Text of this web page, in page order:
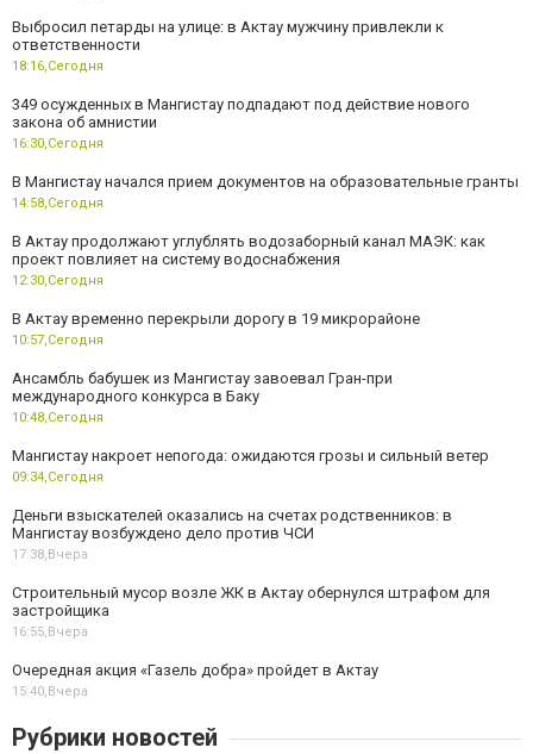
Выбросил петарды на улице: в Актау мужчину привлекли к
ответственности
18:16,Сегодня
349 осужденных в Мангистау подпадают под действие нового
закона об амнистии
16:30,Сегодня
В Мангистау начался прием документов на образовательные гранты
14:58,Сегодня
В Актау продолжают углублять водозаборный канал МАЭК: как
проект повлияет на систему водоснабжения
12:30,Сегодня
В Актау временно перекрыли дорогу в 19 микрорайоне
10:57,Сегодня
Ансамбль бабушек из Мангистау завоевал Гран-при
международного конкурса в Баку
10:48,Сегодня
Мангистау накроет непогода: ожидаются грозы и сильный ветер
09:34,Сегодня
Деньги взыскателей оказались на счетах родственников: в
Мангистау возбуждено дело против ЧСИ
17:38,Вчера
Строительный мусор возле ЖК в Актау обернулся штрафом для
застройщика
16:55,Вчера
Очередная акция «Газель добра» пройдет в Актау
15:40,Вчера
Рубрики новостей